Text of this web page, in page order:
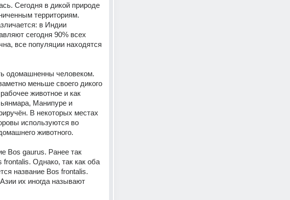
Сегодня в дикой природе
территориям.
в Индии
сегодня 90% всех
все популяции находятся
одомашненны человеком.
меньше своего дикого
животное и как
Манипуре и
В некоторых местах
используются во
животного.
Bos gaurus. Ранее так
frontalis. Однако, так как оба
название Bos frontalis.
их иногда называют